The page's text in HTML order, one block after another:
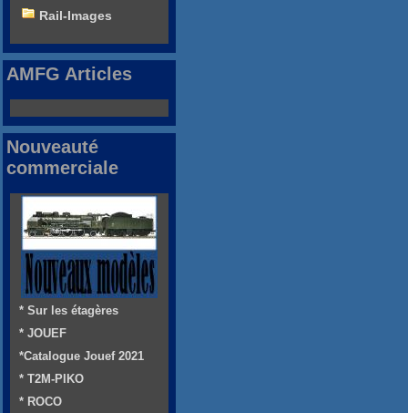
Rail-Images
AMFG Articles
Nouveauté
commerciale
* Sur les étagères
* JOUEF
*Catalogue Jouef 2021
* T2M-PIKO
* ROCO